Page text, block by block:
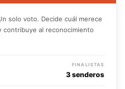
solo voto. Decide cuál merece
contribuye al reconocimiento
FINALISTAS
3 senderos